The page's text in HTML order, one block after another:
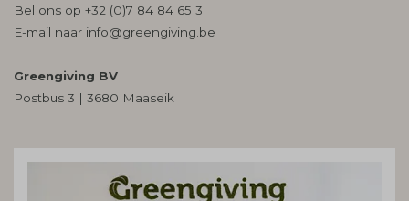
Bel ons op +32 (0)7 84 84 65 3
E-mail naar info@greengiving.be
Greengiving BV
Postbus 3 | 3680 Maaseik